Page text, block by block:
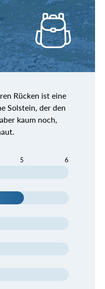
Rücken ist eine
Solstein, der den
kaum noch,
5 6